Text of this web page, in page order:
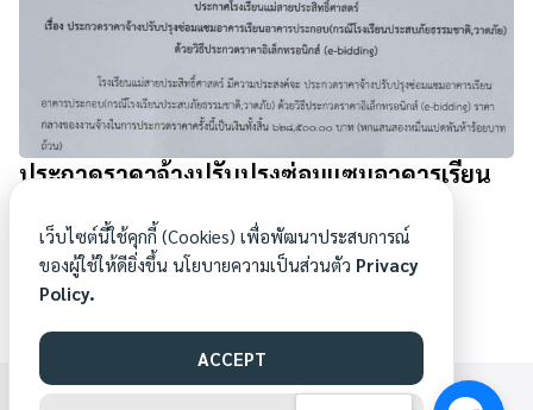
ประกวดราคาจ้างปรับปรุงซ่อมแซมอาคารเรียน
ธรรมชาติ,วาตภัย)ด้วยวิธีประกวดราคา
อิเล็กทรอนิกส์
30/09/2022
WWW.MAESAI.AC.TH©[1969] ALL RIGHTS RESERVED.ทีมพัฒนาเว็บไซต์
เว็บไซต์นี้ใช้คุกกี้ (Cookies) เพื่อพัฒนาประสบการณ์
ของผู้ใช้ให้ดียิ่งขึ้น นโยบายความเป็นส่วนตัว Privacy
Policy.
ACCEPT